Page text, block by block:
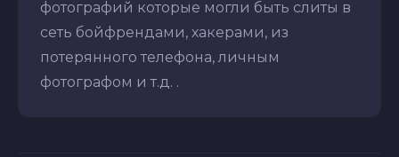
фотографий которые могли быть слиты в
сеть бойфрендами, хакерами, из
потерянного телефона, личным
фотографом и т.д. .